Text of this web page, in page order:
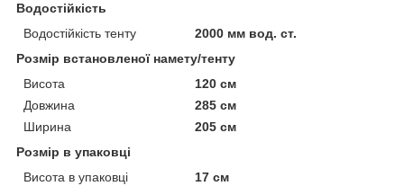
Водостійкість
Водостійкість тенту
2000 мм вод. ст.
Розмір встановленої намету/тенту
Висота
120 см
Довжина
285 см
Ширина
205 см
Розмір в упаковці
Висота в упаковці
17 см